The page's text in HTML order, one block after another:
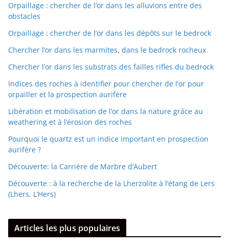
Orpaillage : chercher de l’or dans les alluvions entre des
obstacles
Orpaillage : chercher de l’or dans les dépôts sur le bedrock
Chercher l’or dans les marmites, dans le bedrock rocheux
Chercher l’or dans les substrats des failles rifles du bedrock
Indices des roches à identifier pour chercher de l’or pour
orpailler et la prospection aurifère
Libération et mobilisation de l’or dans la nature grâce au
weathering et à l’érosion des roches
Pourquoi le quartz est un indice important en prospection
aurifère ?
Découverte: la Carrière de Marbre d’Aubert
Découverte : à la recherche de la Lherzolite à l’étang de Lers
(Lhers, L’Hers)
Articles les plus populaires